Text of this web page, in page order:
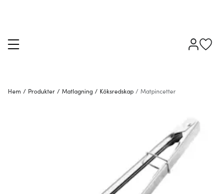
Hem / Produkter / Matlagning / Köksredskap / Matpincetter